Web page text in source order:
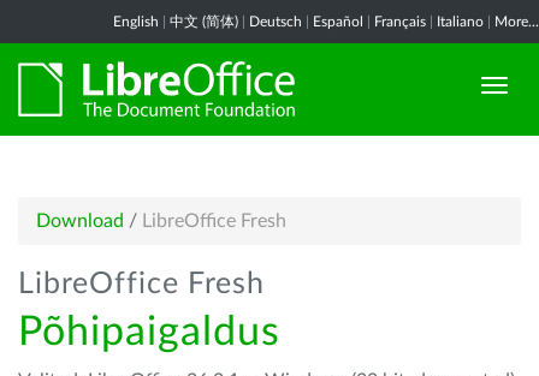
English 中文 (简体) Deutsch Español Français Italiano More...
Download / LibreOffice Fresh
LibreOffice Fresh
Põhipaigaldus